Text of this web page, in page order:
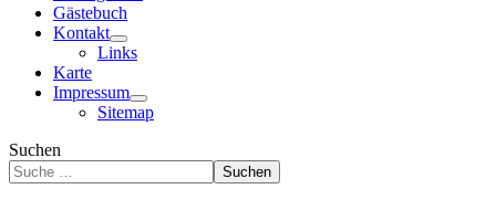
Gästebuch
Kontakt
Links
Karte
Impressum
Sitemap
Suchen
Suchen